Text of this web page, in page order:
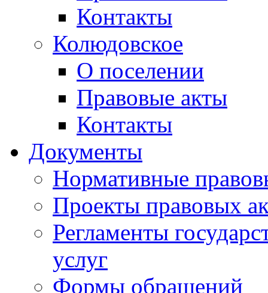
Контакты
Колюдовское
О поселении
Правовые акты
Контакты
Документы
Нормативные
Проекты правовых
Регламенты
услуг
Формы обращений